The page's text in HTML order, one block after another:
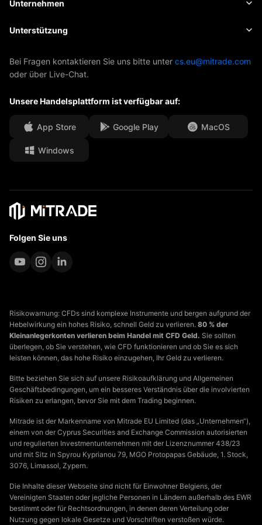
Insights
Unternehmen
Über Mitrade
Unsere Auszeichnungen
Medienzentrum
Karrierechancen
Rechtsdokumente
Unterstützung
Hilfe-Center
Häufig gestellte Fragen
Bei Fragen kontaktieren Sie uns bitte unter cs.eu@mitrade.com
oder über Live-Chat.
Unsere Handelsplattform ist verfügbar auf:
App Store Google Play MacOS
Windows
Folgen Sie uns
Risikowarnung: CFDs sind komplexe Instrumente und bergen aufgrund der
Hebelwirkung ein hohes Risiko, schnell Geld zu verlieren. 80 % der
Kleinanlegerkonten verlieren beim Handel mit CFD Geld. Sie sollten
überlegen, ob Sie verstehen, wie CFD funktionieren und ob Sie es sich
leisten können, das hohe Risiko einzugehen, Ihr Geld zu verlieren.
Bitte beziehen Sie sich auf unsere Risikoaufklärung und Allgemeinen
Geschäftsbedingungen, um ein besseres Verständnis über die involvierten
Risiken zu erlangen, bevor Sie mit dem Trading beginnen.
Mitrade ist der Markenname von Mitrade EU Limited (das „Unternehmen“),
einem von der Cyprus Securities and Exchange Commission autorisierten
und regulierten Investmentunternehmen mit der Lizenznummer 438/23
und mit Sitz in Spyrou Kyprianou 79, MGO Protopapas Gebäude, 1. Stock,
3076, Limassol, Zypern.
Die Inhalte dieser Webseite sind nicht für Einwohner Belgiens, der
Vereinigten Staaten oder jegliche Personen in Ländern außerhalb des EWR
bestimmt oder für Rechtsordnungen, in denen deren Verteilung oder
Nutzung gegen lokale Gesetze und Vorschriften verstoßen würde.